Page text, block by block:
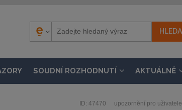
SOUDNÍ ROZHODNUTÍ AKTUÁLNĚ
ID: 47470 upozornění pro uživatele